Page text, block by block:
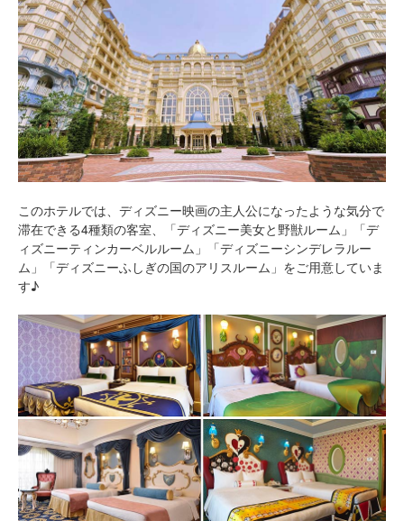
このホテルでは、ディズニー映画の主人公になったような気分で
滞在できる4種類の客室、「ディズニー美女と野獣ルーム」「デ
ィズニーティンカーベルルーム」「ディズニーシンデレラルー
ム」「ディズニーふしぎの国のアリスルーム」をご用意していま
す♪